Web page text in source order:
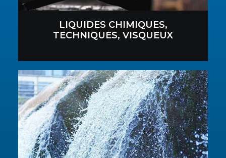
LIQUIDES CHIMIQUES,
TECHNIQUES, VISQUEUX